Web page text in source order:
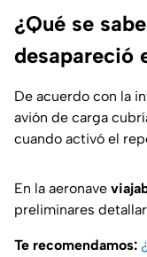
¿Qué se
desapareció
De acuerdo con la
avión de carga
cuando activó el
En la aeronave
preliminares
Te recomendamos: